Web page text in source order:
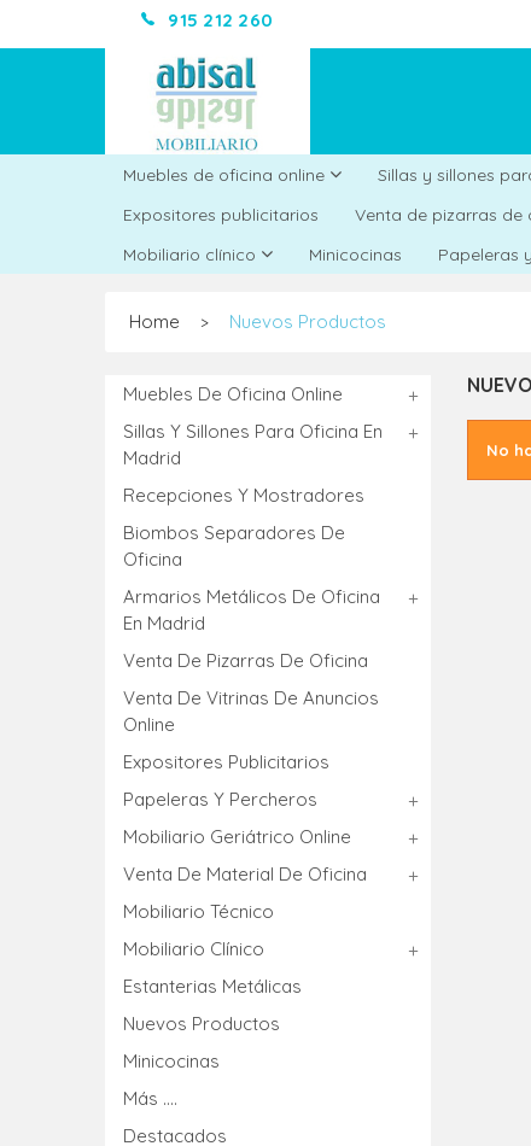
915 212 260
Muebles de oficina online Sillas y sillones
Expositores publicitarios
Venta de pizarras de
Mobiliario clínico
Minicocinas Papeleras
Home > Nuevos Productos
Muebles De Oficina Online
Sillas Y Sillones Para Oficina En
Madrid
Recepciones Y Mostradores
Biombos Separadores De
Oficina
Armarios Metálicos De Oficina
En Madrid
Venta De Pizarras De Oficina
Venta De Vitrinas De Anuncios
Online
Expositores Publicitarios
Papeleras Y Percheros
Mobiliario Geriátrico Online
Venta De Material De Oficina
Mobiliario Técnico
Mobiliario Clínico
Estanterias Metálicas
Nuevos Productos
Minicocinas
Más ....
Destacados
No